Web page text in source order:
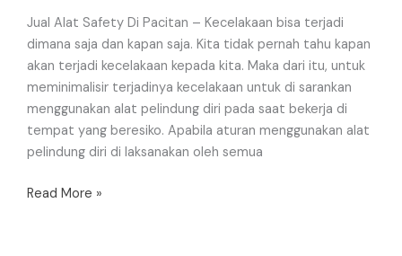
Jual Alat Safety Di Pacitan – Kecelakaan bisa terjadi
dimana saja dan kapan saja. Kita tidak pernah tahu kapan
akan terjadi kecelakaan kepada kita. Maka dari itu, untuk
meminimalisir terjadinya kecelakaan untuk di sarankan
menggunakan alat pelindung diri pada saat bekerja di
tempat yang beresiko. Apabila aturan menggunakan alat
pelindung diri di laksanakan oleh semua
Read More »